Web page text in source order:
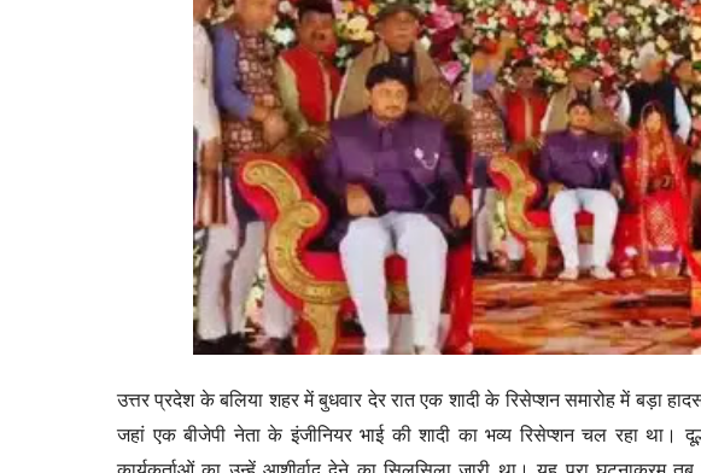
उत्तर प्रदेश के बलिया शहर में बुधवार देर रात एक शादी के रिसेप्शन समारोह में बड़ा
जहां एक बीजेपी नेता के इंजीनियर भाई की शादी का भव्य रिसेप्शन चल रहा था।